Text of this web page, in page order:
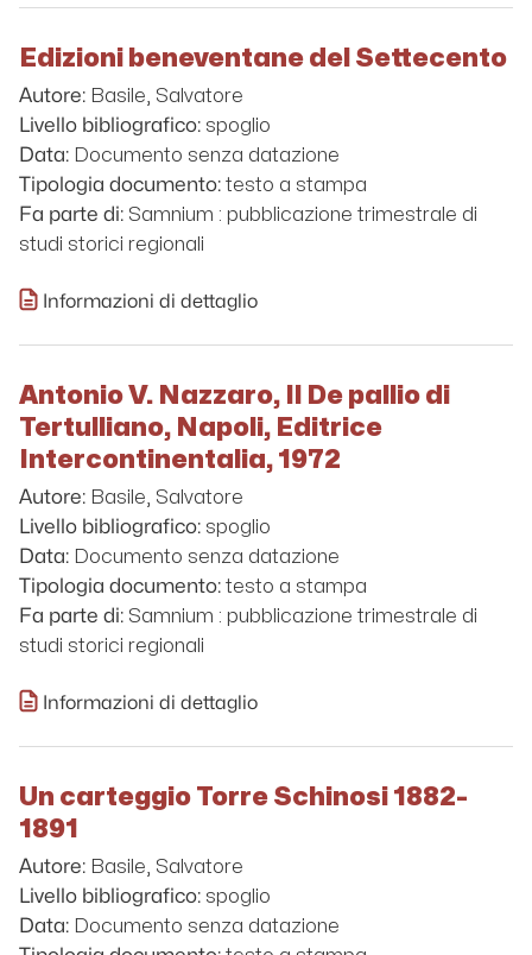
Edizioni beneventane del Settecento
Autore: Basile, Salvatore
Livello bibliografico: spoglio
Data: Documento senza datazione
Tipologia documento: testo a stampa
Fa parte di: Samnium : pubblicazione trimestrale di
studi storici regionali
Informazioni di dettaglio
Antonio V. Nazzaro, Il De pallio di
Tertulliano, Napoli, Editrice
Intercontinentalia, 1972
Autore: Basile, Salvatore
Livello bibliografico: spoglio
Data: Documento senza datazione
Tipologia documento: testo a stampa
Fa parte di: Samnium : pubblicazione trimestrale di
studi storici regionali
Informazioni di dettaglio
Un carteggio Torre Schinosi 1882-
1891
Autore: Basile, Salvatore
Livello bibliografico: spoglio
Data: Documento senza datazione